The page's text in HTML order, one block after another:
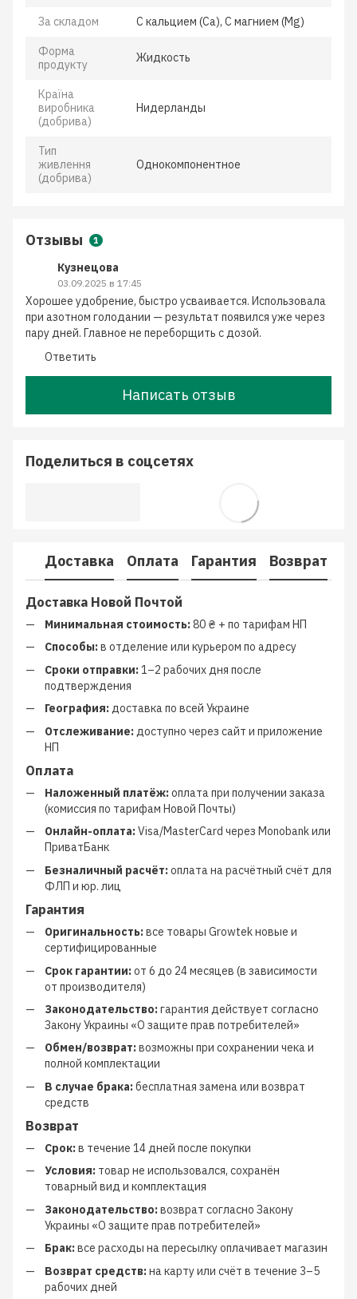
За складом С кальцием (Ca), С магнием (Mg)
Форма
продукту
Жидкость
Країна
виробника
(добрива)
Нидерланды
Тип
живлення
(добрива)
Однокомпонентное
Отзывы 1
Кузнецова
03.09.2025 в 17:45
Хорошее удобрение, быстро усваивается. Использовала
при азотном голодании — результат появился уже через
пару дней. Главное не переборщить с дозой.
Ответить
Написать отзыв
Поделиться в соцсетях
Доставка Оплата Гарантия Возврат
Доставка Новой Почтой
Минимальная стоимость:80 ₴ + по тарифам НП
Способы:в отделение или курьером по адресу
Сроки отправки:1–2 рабочих дня после
подтверждения
География:доставка по всей Украине
Отслеживание: доступно через сайт и приложение
НП
Оплата
Наложенный платёж:оплата при получении заказа
(комиссия по тарифам Новой Почты)
Онлайн-оплата:Visa/MasterCard через Monobank или
ПриватБанк
Безналичный расчёт:оплата на расчётный счёт для
ФЛП и юр. лиц
Гарантия
Оригинальность:все товары Growtek новые и
сертифицированные
Срок гарантии:от 6 до 24 месяцев (в зависимости
от производителя)
Законодательство:гарантия действует согласно
Закону Украины «О защите прав потребителей»
Обмен/возврат:возможны при сохранении чека и
полной комплектации
В случае брака:бесплатная замена или возврат
средств
Возврат
Срок:в течение 14 дней после покупки
Условия: товар не использовался, сохранён
товарный вид и комплектация
Законодательство:возврат согласно Закону
Украины «О защите прав потребителей»
Брак:все расходы на пересылку оплачивает магазин
Возврат средств:на карту или счёт в течение 3–5
рабочих дней